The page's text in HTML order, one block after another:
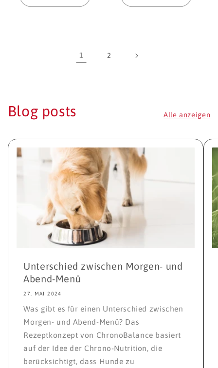
1 2
Blog posts Alle anzeigen
Unterschied zwischen Morgen- und
Abend-Menü
27. MAI 2024
Was gibt es für einen Unterschied zwischen
Morgen- und Abend-Menü? Das
Rezeptkonzept von ChronoBalance basiert
auf der Idee der Chrono-Nutrition, die
berücksichtigt, dass Hunde zu